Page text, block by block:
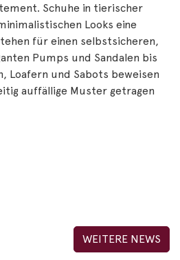
Schuhe in tierischer
Looks eine
für einen selbstsicheren,
Pumps und Sandalen bis
Loafern und Sabots beweisen
auffällige Muster getragen
WEITERE NEWS